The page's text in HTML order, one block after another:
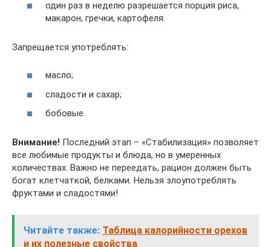
один раз в неделю разрешается порция риса,
макарон, гречки, картофеля.
Запрещается употреблять:
масло;
сладости и сахар;
бобовые.
Внимание! Последний этап – «Стабилизация» позволяет
все любимые продукты и блюда, но в умеренных
количествах. Важно не переедать, рацион должен быть
богат клетчаткой, белками. Нельзя злоупотреблять
фруктами и сладостями!
Читайте также: Таблица калорийности орехов
и их полезные свойства